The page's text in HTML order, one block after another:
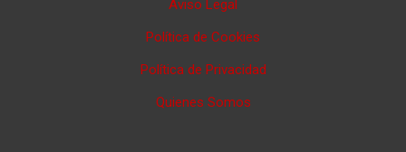
Aviso Legal
Política de Cookies
Política de Privacidad
Quienes Somos